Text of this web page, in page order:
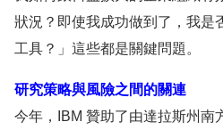
狀況？即使我成功做到了，我是
工具？」這些都是關鍵問題。
研究策略與風險之間的關連
今年，IBM 贊助了由達拉斯州南